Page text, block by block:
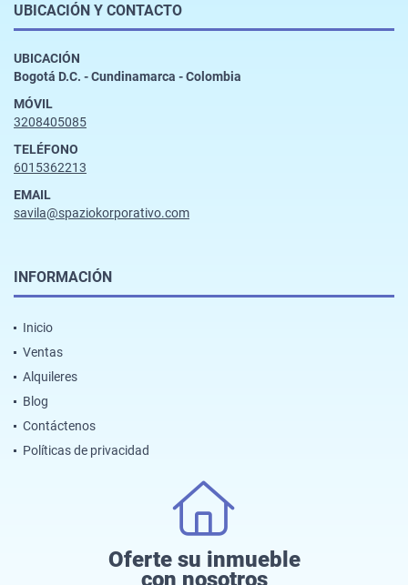
UBICACIÓN Y CONTACTO
UBICACIÓN
Bogotá D.C. - Cundinamarca - Colombia
MÓVIL
3208405085
TELÉFONO
6015362213
EMAIL
savila@spaziokorporativo.com
INFORMACIÓN
Inicio
Ventas
Alquileres
Blog
Contáctenos
Políticas de privacidad
Oferte su inmueble
con nosotros